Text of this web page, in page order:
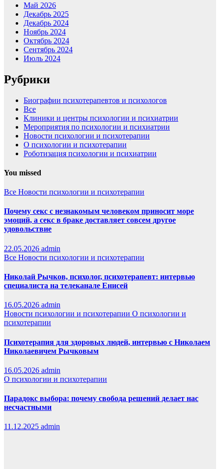
Май 2026
Декабрь 2025
Декабрь 2024
Ноябрь 2024
Октябрь 2024
Сентябрь 2024
Июль 2024
Рубрики
Биографии психотерапевтов и психологов
Все
Клиники и центры психологии и психиатрии
Мероприятия по психологии и психиатрии
Новости психологии и психотерапии
О психологии и психотерапии
Роботизация психологии и психиатрии
You missed
Все Новости психологии и психотерапии
Почему секс с незнакомым человеком приносит море
эмоций, а секс в браке доставляет совсем другое
удовольствие
22.05.2026 admin
Все Новости психологии и психотерапии
Николай Рычков, психолог, психотерапевт: интервью
специалиста на телеканале Енисей
16.05.2026 admin
Новости психологии и психотерапии О психологии и
психотерапии
Психотерапия для здоровых людей, интервью с Николаем
Николаевичем Рычковым
16.05.2026 admin
О психологии и психотерапии
Парадокс выбора: почему свобода решений делает нас
несчастными
11.12.2025 admin